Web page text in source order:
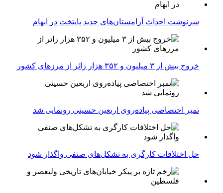
سرنوشت احداث آرامستان‌های جدید پایتخت در ابهام
خروج بیش از ۳ میلیون و ۳۵۲ هزار زائر از مرزهای کشور
تمبر اختصاصی پیاده‌روی اربعین حسینی رونمایی شد
حل اختلافات کارگری به تشکل‌های صنفی واگذار شود